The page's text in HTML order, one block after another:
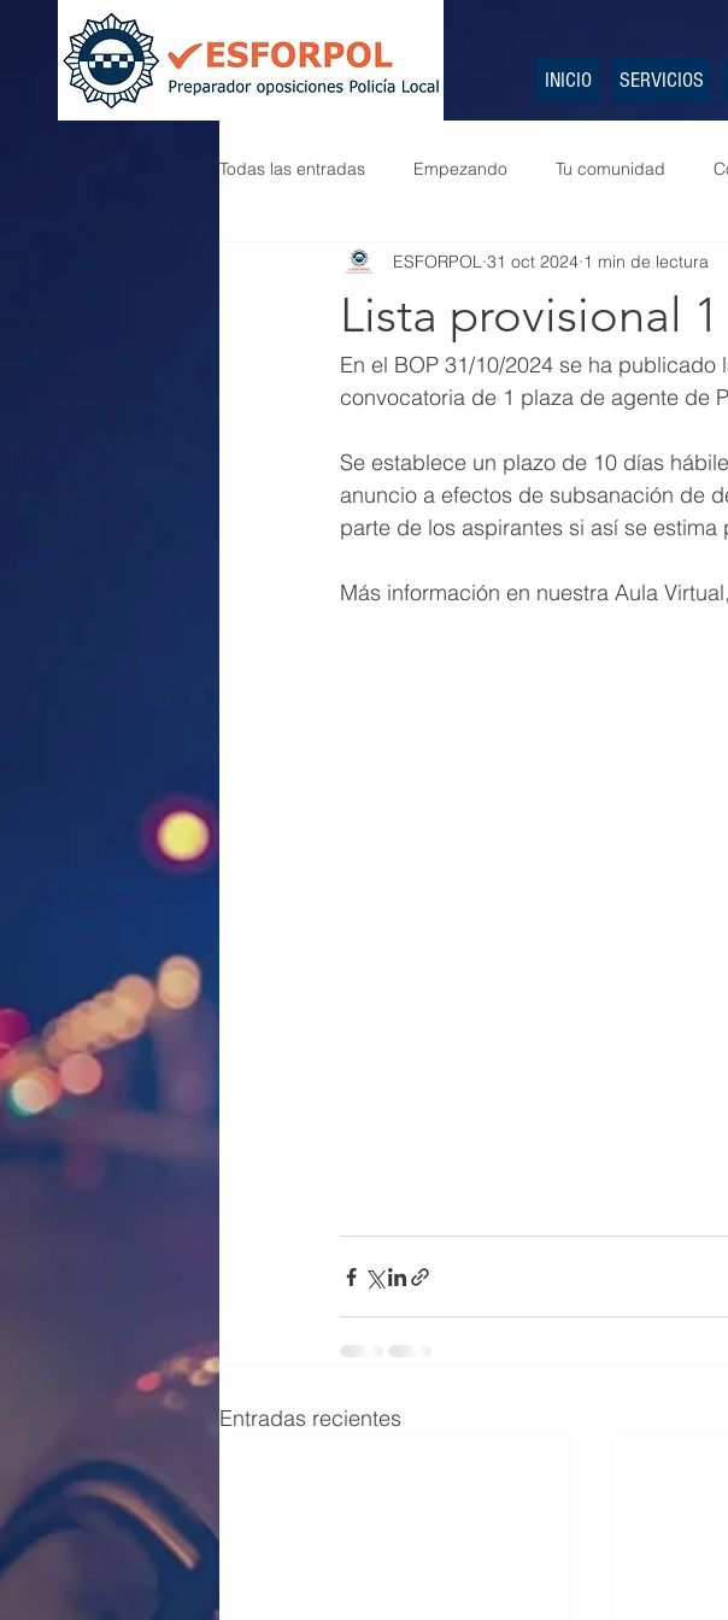
INICIO SERVICIOS
Todas las entradas Empezando Tu comunidad
Lista provisional
ESFORPOL 31 oct 2024 1 min de lectura
En el BOP 31/10/2024 se ha publicado
convocatoria de 1 plaza de agente de
Se establece un plazo de 10 días
anuncio a efectos de subsanación de
parte de los aspirantes si así se estima
Más información en nuestra Aula
Entradas recientes